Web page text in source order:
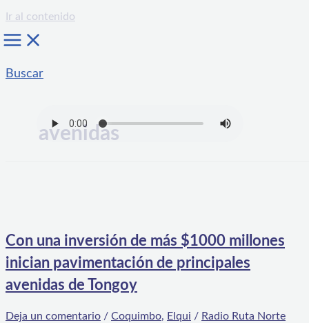
Ir al contenido
Buscar
avenidas
Con una inversión de más $1000 millones
inician pavimentación de principales
avenidas de Tongoy
Deja un comentario / Coquimbo, Elqui / Radio Ruta Norte